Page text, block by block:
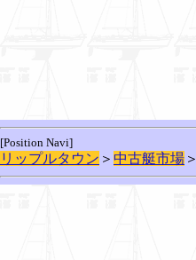
[Position Navi]
リップルタウン ＞ 中古艇市場 ＞